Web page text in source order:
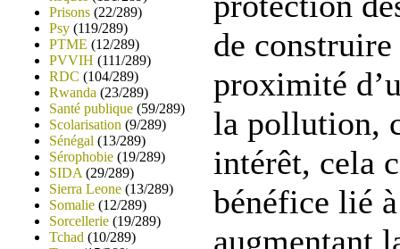
Prisons (22/289)
Psy (119/289)
PTME (12/289)
PVVIH (111/289)
RDC (104/289)
Rwanda (23/289)
Santé publique (59/289)
Scolarisation (9/289)
Sénégal (13/289)
Sérophobie (19/289)
SIDA (29/289)
Sierra Leone (13/289)
Somalie (12/289)
Sorcellerie (19/289)
Tchad (10/289)
de
proximité
la pollution,
intérêt, cela
bénéfice lié
augmentant